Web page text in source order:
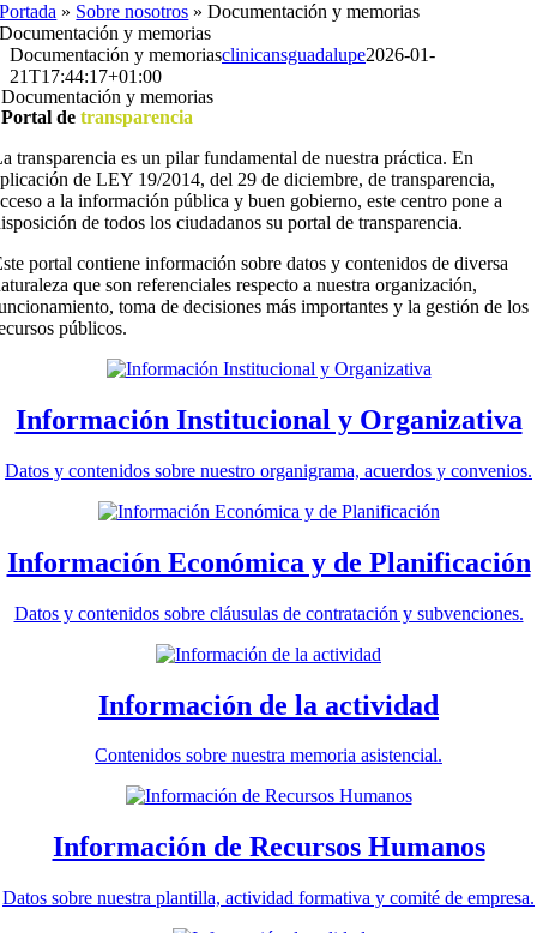
Portada » Sobre nosotros »Documentación y memorias
Documentación y memorias
Documentación y memoriasclinicansguadalupe2026-01-
21T17:44:17+01:00
Documentación y memorias
Portal de transparencia
transparencia es un pilar fundamental de nuestra práctica. En
de LEY 19/2014, del 29 de diciembre, de transparencia,
a la información pública y buen gobierno, este centro pone a
de todos los ciudadanos su portal de transparencia.
portal contiene información sobre datos y contenidos de diversa
que son referenciales respecto a nuestra organización,
toma de decisiones más importantes y la gestión de los
públicos.
Información Institucional y Organizativa
Datos y contenidos sobre nuestro organigrama, acuerdos y convenios.
Información Económica y de Planificación
Datos y contenidos sobre cláusulas de contratación y subvenciones.
Información de la actividad
Contenidos sobre nuestra memoria asistencial.
Información de Recursos Humanos
Datos sobre nuestra plantilla, actividad formativa y comité de empresa.